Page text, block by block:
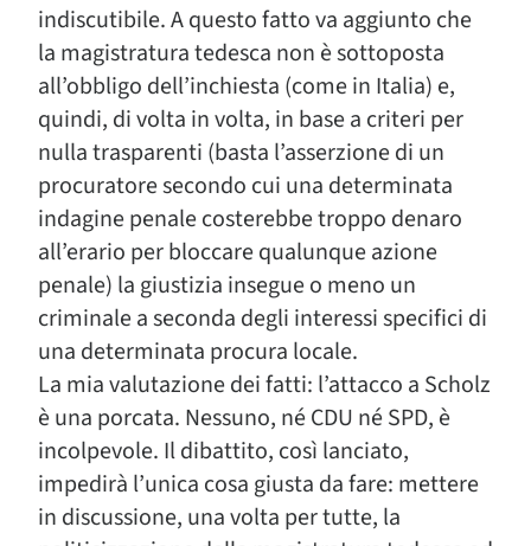
indiscutibile. A questo fatto va aggiunto che
la magistratura tedesca non è sottoposta
all’obbligo dell’inchiesta (come in Italia) e,
quindi, di volta in volta, in base a criteri per
nulla trasparenti (basta l’asserzione di un
procuratore secondo cui una determinata
indagine penale costerebbe troppo denaro
all’erario per bloccare qualunque azione
penale) la giustizia insegue o meno un
criminale a seconda degli interessi specifici di
una determinata procura locale.
La mia valutazione dei fatti: l’attacco a Scholz
è una porcata. Nessuno, né CDU né SPD, è
incolpevole. Il dibattito, così lanciato,
impedirà l’unica cosa giusta da fare: mettere
in discussione, una volta per tutte, la